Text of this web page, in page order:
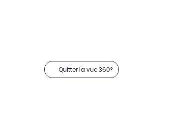
Quitter la vue 360°